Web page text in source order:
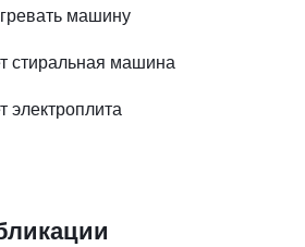
машину
стиральная машина
электроплита